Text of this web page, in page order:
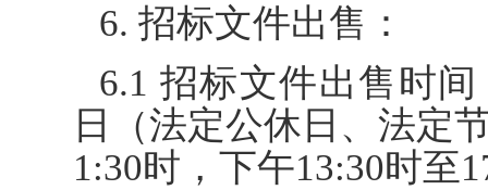
6. 招标文件出售：
6.1 招标文件出售时
日（法定公休日、法定
1:30时，下午13:30时至